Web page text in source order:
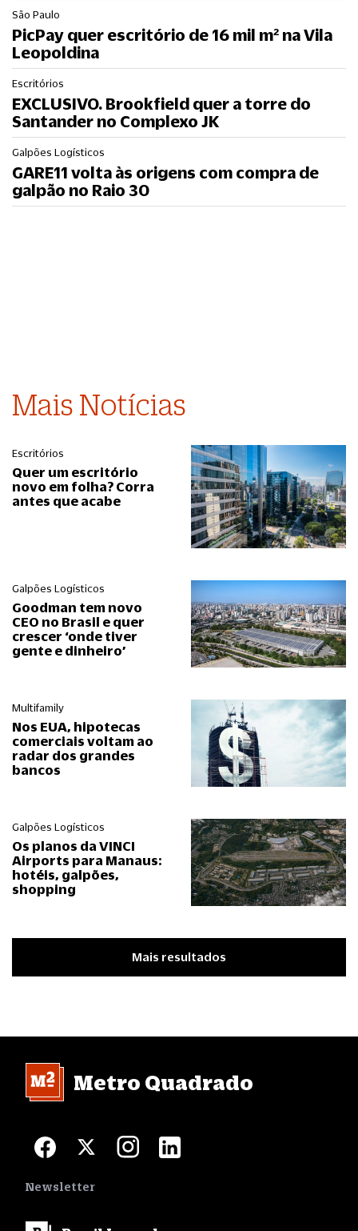
São Paulo
PicPay quer escritório de 16 mil m² na Vila
Leopoldina
Escritórios
EXCLUSIVO. Brookfield quer a torre do
Santander no Complexo JK
Galpões Logísticos
GARE11 volta às origens com compra de
galpão no Raio 30
Mais Notícias
Escritórios
Quer um escritório
novo em folha? Corra
antes que acabe
Galpões Logísticos
Goodman tem novo
CEO no Brasil e quer
crescer ‘onde tiver
gente e dinheiro’
Multifamily
Nos EUA, hipotecas
comerciais voltam ao
radar dos grandes
bancos
Galpões Logísticos
Os planos da VINCI
Airports para Manaus:
hotéis, galpões,
shopping
Mais resultados
Metro Quadrado
Newsletter